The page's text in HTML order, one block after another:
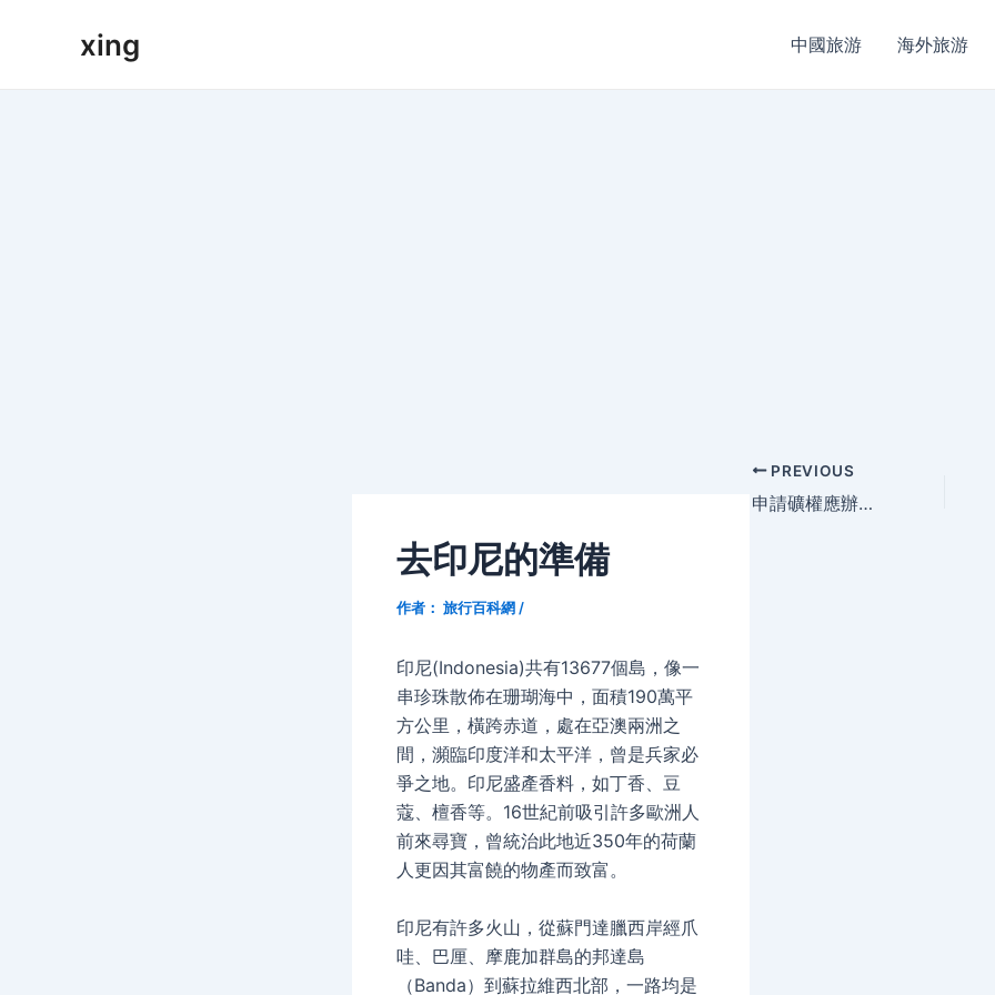
xing 中國旅游 海外旅游
去印尼的準備
作者： 旅行百科網 /
印尼(Indonesia)共有13677個島，像一
串珍珠散佈在珊瑚海中，面積190萬平
方公里，橫跨赤道，處在亞澳兩洲之
間，瀕臨印度洋和太平洋，曾是兵家必
爭之地。印尼盛產香料，如丁香、豆
蔻、檀香等。16世紀前吸引許多歐洲人
前來尋寶，曾統治此地近350年的荷蘭
人更因其富饒的物產而致富。
印尼有許多火山，從蘇門達臘西岸經爪
哇、巴厘、摩鹿加群島的邦達島
（Banda）到蘇拉維西北部，一路均是
Post
navigation
PREVIOUS
申請礦權應辦理哪些手續